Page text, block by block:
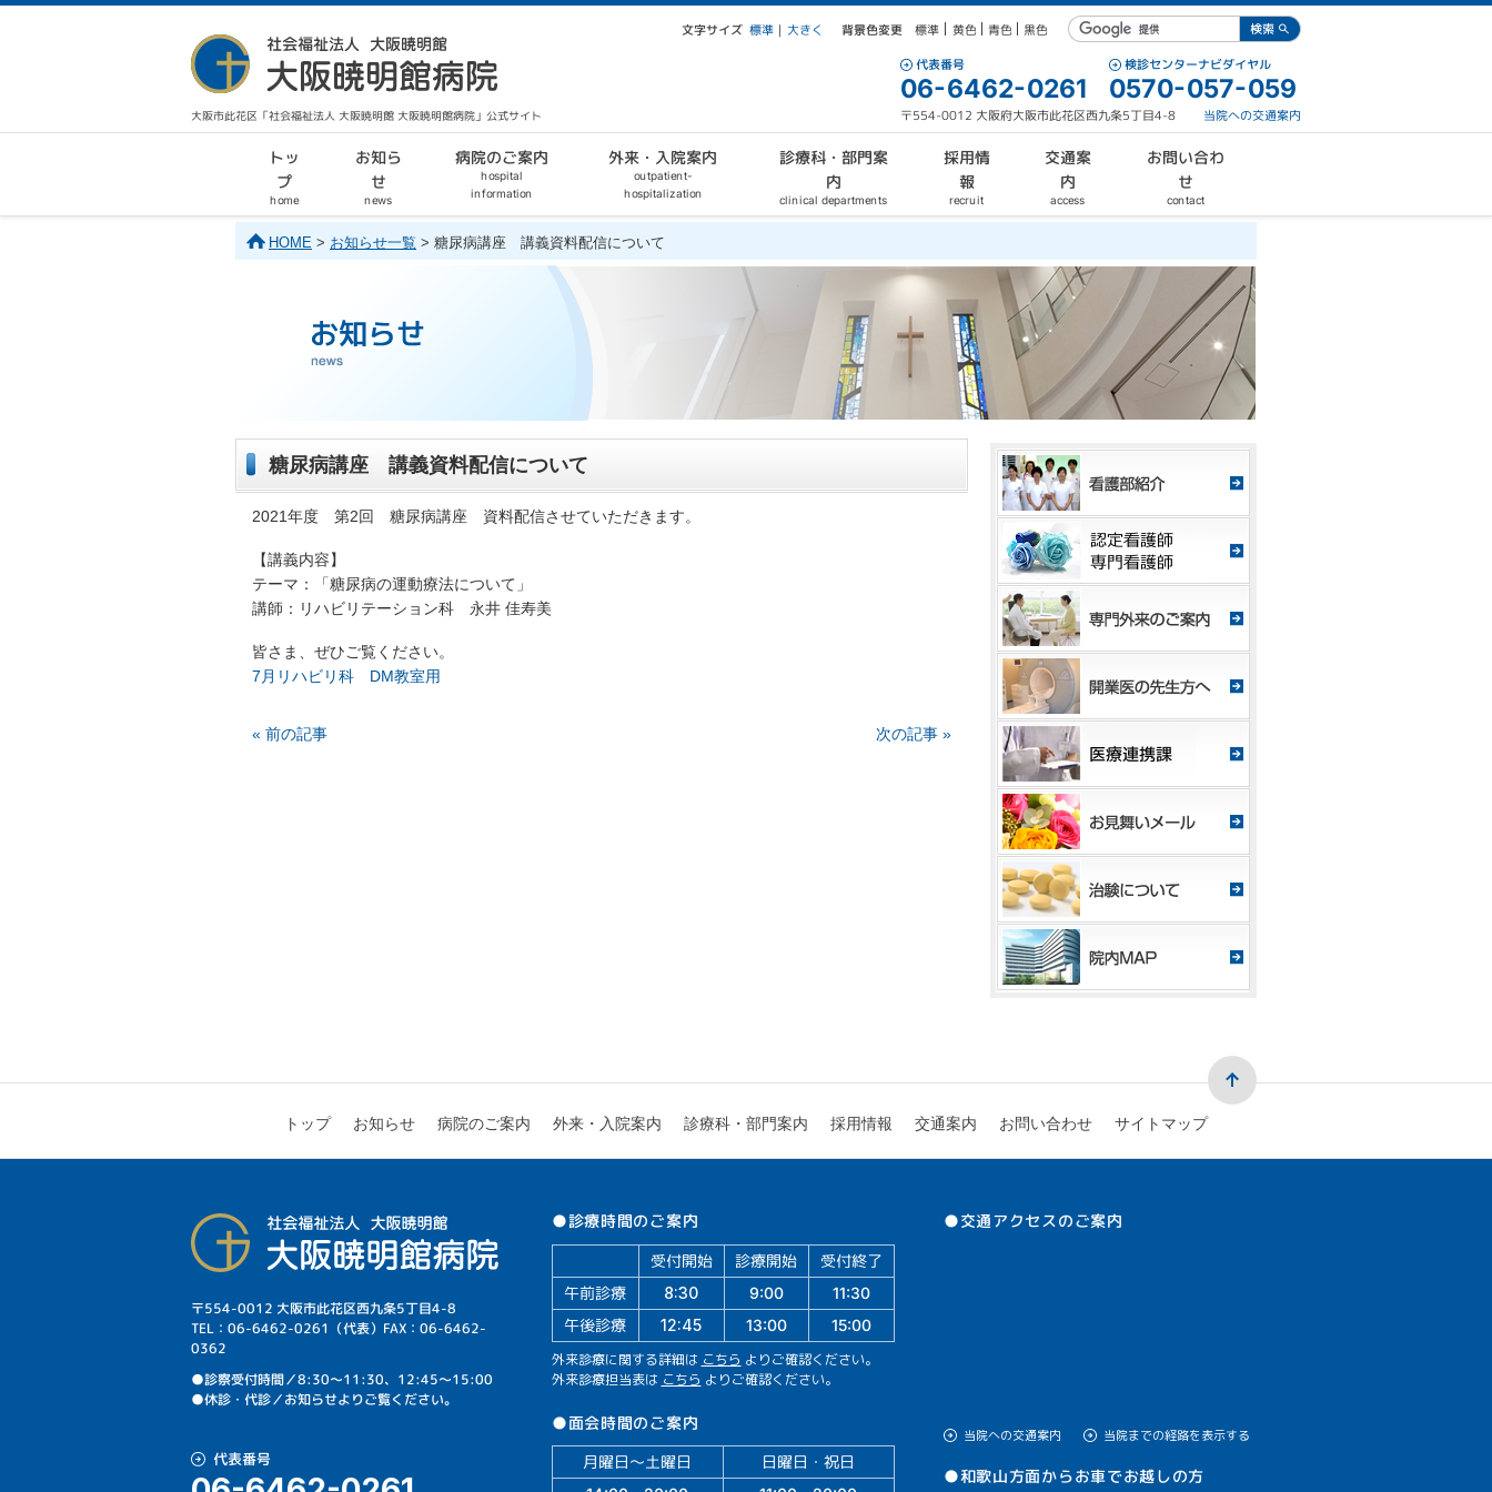
文字サイズ 標準 ｜ 大きく 背景色変更 標準 黄色 青色 黒色
大阪市此花区「社会福祉法人 大阪暁明館 大阪暁明館病院」公式サイト
代表番号
06-6462-0261
検診センターナビダイヤル
0570-057-059
〒554-0012 大阪府大阪市此花区西九条5丁目4-8 当院への交通案内
トッ
プ
home
お知ら
せ
news
病院のご案内
hospital
information
外来・入院案内
outpatient-
hospitalization
診療科・部門案
内
clinical departments
採用情
報
recruit
交通案
内
access
お問い合わ
せ
contact
HOME > お知らせ一覧 > 糖尿病講座 講義資料配信について
糖尿病講座 講義資料配信について
2021年度 第2回 糖尿病講座 資料配信させていただきます。
【講義内容】
テーマ：「糖尿病の運動療法について」
講師：リハビリテーション科 永井 佳寿美
皆さま、ぜひご覧ください。
7月リハビリ科 DM教室用
« 前の記事 次の記事 »
トップ お知らせ 病院のご案内 外来・入院案内 診療科・部門案内 採用情報 交通案内 お問い合わせ サイトマップ
〒554-0012 大阪市此花区西九条5丁目4-8
TEL：06-6462-0261（代表）FAX：06-6462-
0362
⁩●診察受付時間／8:30～11:30、12:45～15:00
●休診・代診／お知らせよりご覧ください。
代表番号
●診療時間のご案内
受付開始 診療開始
受付終了
午前診療
8:30 9:00 11:30
午後診療 12:45 13:00 15:00
外来診療に関する詳細は こちら よりご確認ください。
外来診療担当表は こちら よりご確認ください。
●面会時間のご案内
月曜日～土曜日 日曜日・祝日
●交通アクセスのご案内
当院への交通案内 当院までの経路を表示する
●和歌山方面からお車でお越しの方